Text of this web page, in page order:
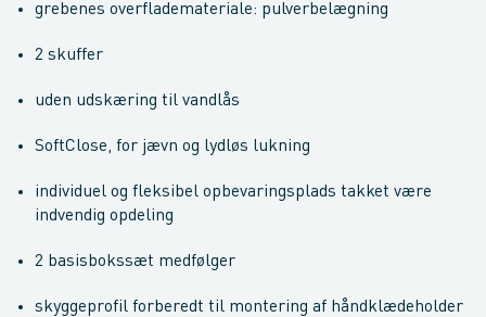
grebenes overflademateriale: pulverbelægning
2 skuffer
uden udskæring til vandlås
SoftClose, for jævn og lydløs lukning
individuel og fleksibel opbevaringsplads takket være
indvendig opdeling
2 basisbokssæt medfølger
skyggeprofil forberedt til montering af håndklædeholder